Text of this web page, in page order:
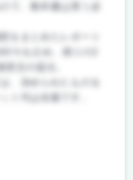
で、教科書は買う必
をまとめたレポート
％を占め、残りの2
、決められたものを
ト代は自腹です。